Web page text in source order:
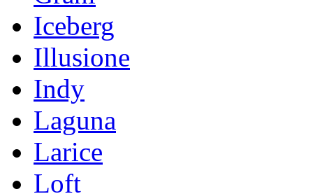
Iceberg
Illusione
Indy
Laguna
Larice
Loft